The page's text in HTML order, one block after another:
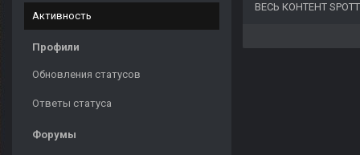
Активность
Профили
Обновления статусов
Ответы статуса
Форумы
ВЕСЬ КОНТЕНТ